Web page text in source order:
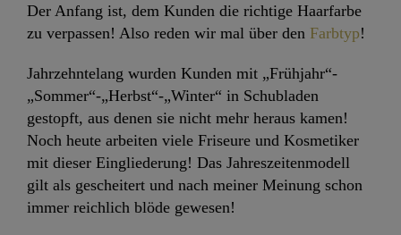
Der Anfang ist, dem Kunden die richtige Haarfarbe
zu verpassen! Also reden wir mal über den Farbtyp!
Jahrzehntelang wurden Kunden mit „Frühjahr“-
„Sommer“-„Herbst“-„Winter“ in Schubladen
gestopft, aus denen sie nicht mehr heraus kamen!
Noch heute arbeiten viele Friseure und Kosmetiker
mit dieser Eingliederung! Das Jahreszeitenmodell
gilt als gescheitert und nach meiner Meinung schon
immer reichlich blöde gewesen!